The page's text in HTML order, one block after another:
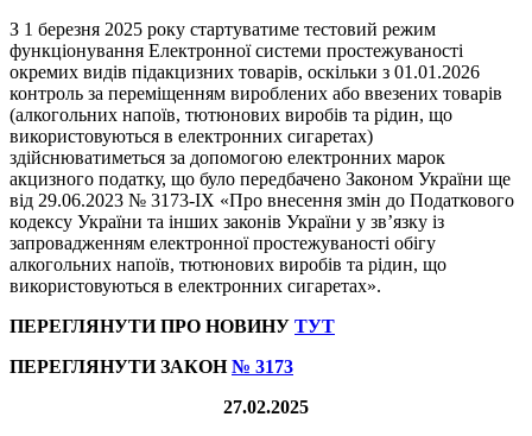
З 1 березня 2025 року стартуватиме тестовий режим
функціонування Електронної системи простежуваності
окремих видів підакцизних товарів, оскільки з 01.01.2026
контроль за переміщенням вироблених або ввезених товарів
(алкогольних напоїв, тютюнових виробів та рідин, що
використовуються в електронних сигаретах)
здійснюватиметься за допомогою електронних марок
акцизного податку, що було передбачено Законом України ще
від 29.06.2023 № 3173-IX «Про внесення змін до Податкового
кодексу України та інших законів України у зв’язку із
запровадженням електронної простежуваності обігу
алкогольних напоїв, тютюнових виробів та рідин, що
використовуються в електронних сигаретах».
ПЕРЕГЛЯНУТИ ПРО НОВИНУ ТУТ
ПЕРЕГЛЯНУТИ ЗАКОН№ 3173
27.02.2025